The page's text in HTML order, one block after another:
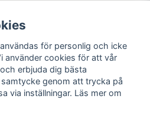
Följ oss
Facebook
Instagram
Vi levererar med
för personlig och icke
använder cookies för att vår
erbjuda dig bästa
genom att trycka på
via inställningar. Läs mer om